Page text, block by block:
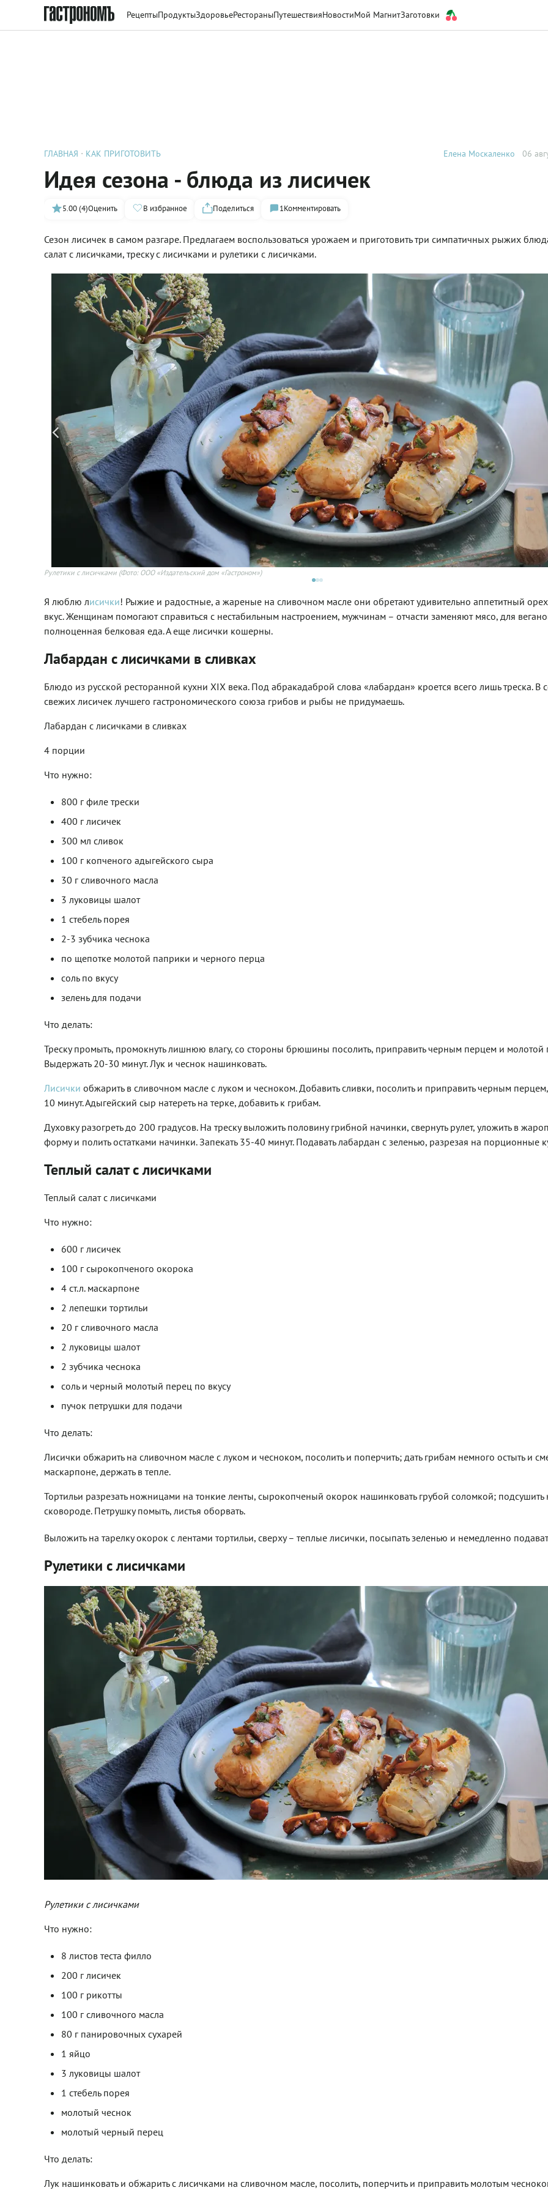
РецептыПродуктыЗдоровьеРестораныПутешествияНовостиМой МагнитЗаготовки
ГЛАВНАЯ КАК ПРИГОТОВИТЬ Елена Москаленко 06
Идея сезона - блюда из лисичек
5.00 (4)Оценить В избранное Поделиться 1Комментировать
Сезон лисичек в самом разгаре. Предлагаем воспользоваться урожаем и приготовить три симпатичных рыжих
салат с лисичками, треску с лисичками и рулетики с лисичками.
Рулетики с лисичками (Фото: ООО «Издательский дом «Гастроном»)
Я люблю лисички! Рыжие и радостные, а жареные на сливочном масле они обретают удивительно аппетитный
вкус. Женщинам помогают справиться с нестабильным настроением, мужчинам – отчасти заменяют мясо, для
полноценная белковая еда. А еще лисички кошерны.
Лабардан с лисичками в сливках
Блюдо из русской ресторанной кухни XIX века. Под абракадаброй слова «лабардан» кроется всего лишь треска. В
свежих лисичек лучшего гастрономического союза грибов и рыбы не придумаешь.
Лабардан с лисичками в сливках
4 порции
Что нужно:
800 г филе трески
400 г лисичек
300 мл сливок
100 г копченого адыгейского сыра
30 г сливочного масла
3 луковицы шалот
1 стебель порея
2-3 зубчика чеснока
по щепотке молотой паприки и черного перца
соль по вкусу
зелень для подачи
Что делать:
Треску промыть, промокнуть лишнюю влагу, со стороны брюшины посолить, приправить черным перцем и молотой
Выдержать 20-30 минут. Лук и чеснок нашинковать.
Лисички обжарить в сливочном масле с луком и чесноком. Добавить сливки, посолить и приправить черным
10 минут. Адыгейский сыр натереть на терке, добавить к грибам.
Духовку разогреть до 200 градусов. На треску выложить половину грибной начинки, свернуть рулет, уложить в
форму и полить остатками начинки. Запекать 35-40 минут. Подавать лабардан с зеленью, разрезая на порционные
Теплый салат с лисичками
Теплый салат с лисичками
Что нужно:
600 г лисичек
100 г сырокопченого окорока
4 ст.л. маскарпоне
2 лепешки тортильи
20 г сливочного масла
2 луковицы шалот
2 зубчика чеснока
соль и черный молотый перец по вкусу
пучок петрушки для подачи
Что делать:
Лисички обжарить на сливочном масле с луком и чесноком, посолить и поперчить; дать грибам немного остыть и
маскарпоне, держать в тепле.
Тортильи разрезать ножницами на тонкие ленты, сырокопченый окорок нашинковать грубой соломкой; подсушить
сковороде. Петрушку помыть, листья оборвать.
Выложить на тарелку окорок с лентами тортильи, сверху – теплые лисички, посыпать зеленью и немедленно
Рулетики с лисичками
Рулетики с лисичками
Что нужно:
8 листов теста филло
200 г лисичек
100 г рикотты
100 г сливочного масла
80 г панировочных сухарей
1 яйцо
3 луковицы шалот
1 стебель порея
молотый чеснок
молотый черный перец
Что делать:
Лук нашинковать и обжарить с лисичками на сливочном масле, посолить, поперчить и приправить молотым